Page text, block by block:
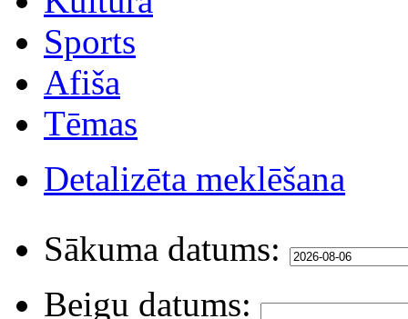
Sports
Afiša
Tēmas
Detalizēta meklēšana
Sākuma datums:
Beigu datums: